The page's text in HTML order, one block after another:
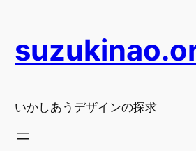
を
ス
ッいかしあうデザインの探求